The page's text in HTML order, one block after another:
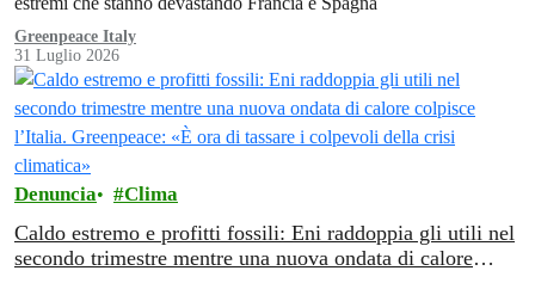
Greenpeace Italy
31 Luglio 2026
Denuncia Clima
Caldo estremo e profitti fossili: Eni raddoppia gli utili nel
secondo trimestre mentre una nuova ondata di calore